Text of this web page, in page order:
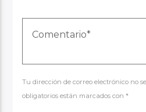
Tu dirección de correo electrónico no
obligatorios están marcados con *